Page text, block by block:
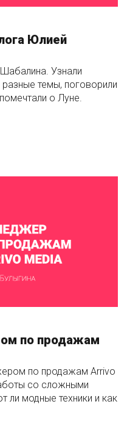
Юлией
Узнали
разные темы, поговорили
о Луне.
С АВТОРОМ БЛОГА
по продажам
по продажам Arrivo
со сложными
ли модные техники и как